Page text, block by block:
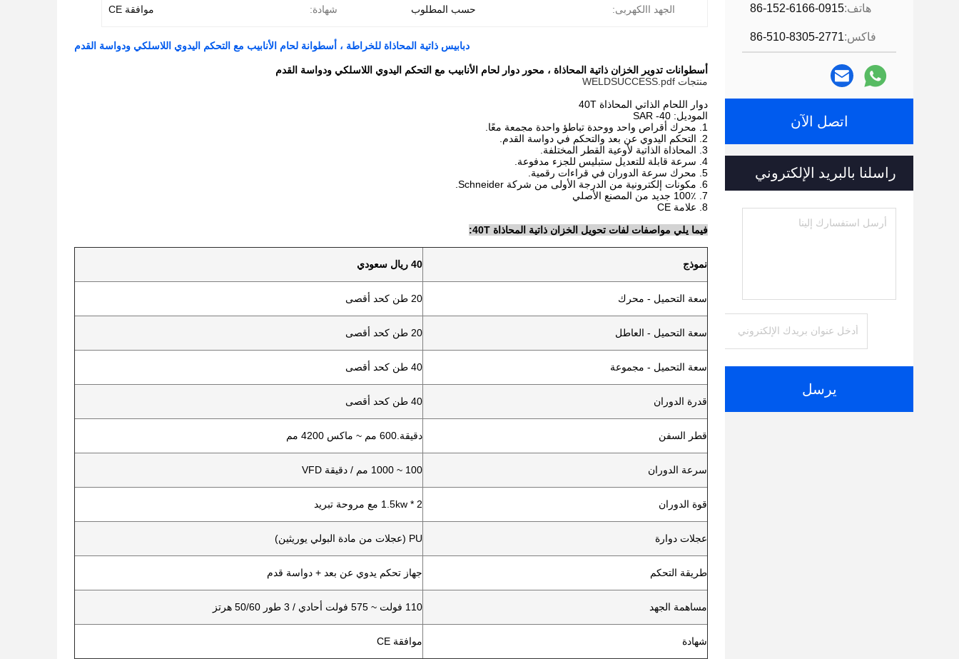
هاتف:86-152-6166-0915
فاكس:86-510-8305-2771
اتصل الآن
راسلنا بالبريد الإلكتروني
يرسل
الجهد االكهربى: حسب المطلوب شهادة: موافقة CE
دبابيس ذاتية المحاذاة للخراطة ، أسطوانة لحام الأنابيب مع التحكم اليدوي اللاسلكي ودواسة القدم
أسطوانات تدوير الخزان ذاتية المحاذاة ، محور دوار لحام الأنابيب مع التحكم اليدوي اللاسلكي ودواسة القدم
منتجات WELDSUCCESS.pdf
دوار اللحام الذاتي المحاذاة 40T
الموديل: SAR -40
1. محرك أقراص واحد ووحدة تباطؤ واحدة مجمعة معًا.
2. التحكم اليدوي عن بعد والتحكم في دواسة القدم.
3. المحاذاة الذاتية لأوعية القطر المختلفة.
4. سرعة قابلة للتعديل ستبليس للجزء مدفوعة.
5. محرك سرعة الدوران في قراءات رقمية.
6. مكونات إلكترونية من الدرجة الأولى من شركة Schneider.
7. 100٪ جديد من المصنع الأصلي
8. علامة CE
فيما يلي مواصفات لفات تحويل الخزان ذاتية المحاذاة 40T:
نموذج 40 ريال سعودي
سعة التحميل - محرك 20 طن كحد أقصى
سعة التحميل - العاطل 20 طن كحد أقصى
سعة التحميل - مجموعة 40 طن كحد أقصى
قدرة الدوران 40 طن كحد أقصى
قطر السفن دقيقة.600 مم ~ ماكس 4200 مم
سرعة الدوران 100 ~ 1000 مم / دقيقة VFD
قوة الدوران 2 * 1.5kw مع مروحة تبريد
عجلات دوارة PU (عجلات من مادة البولي يوريثين)
طريقة التحكم جهاز تحكم يدوي عن بعد + دواسة قدم
مساهمة الجهد 110 فولت ~ 575 فولت أحادي / 3 طور 50/60 هرتز
شهادة موافقة CE